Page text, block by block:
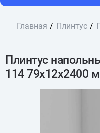
Главная Плинтус
Плинтус
114 79x12x2400